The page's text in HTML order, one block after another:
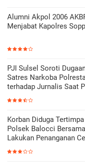
Alumni Akpol 2006
Menjabat Kapolres
PJI Sulsel Soroti
Satres Narkoba
terhadap Jurnalis Saat
Korban Diduga
Polsek Balocci
Lakukan Penanganan